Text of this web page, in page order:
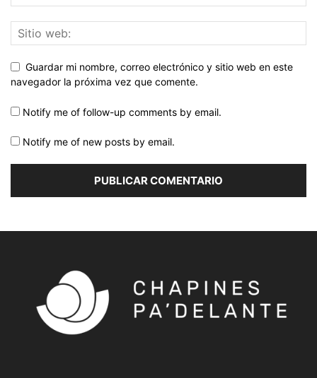
Guardar mi nombre, correo electrónico y sitio web en este
navegador la próxima vez que comente.
Notify me of follow-up comments by email.
Notify me of new posts by email.